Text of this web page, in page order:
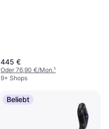
445 €
Oder 76,90 €/Mon.¹
9+ Shops
Beliebt